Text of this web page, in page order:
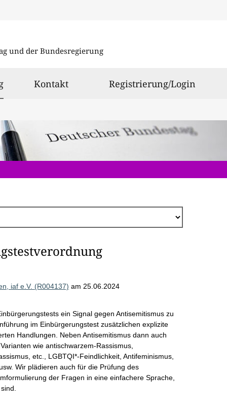
und der Bundesregierung
ausgewählt
Kontakt Registrierung/Login
iaf e.V. (R004137) am 25.06.2024
ein Signal gegen Antisemitismus zu
im Einbürgerungstest zusätzlichen explizite
Handlungen. Neben Antisemitismus dann auch
wie antischwarzem-Rassismus,
etc., LGBTQI*-Feindlichkeit, Antifeminismus,
Wir plädieren auch für die Prüfung des
der Fragen in eine einfachere Sprache,